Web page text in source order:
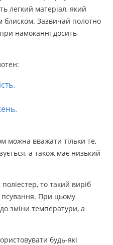
легкий матеріал, який
блиском. Зазвичай полотно
намоканні досить
можна вважати тільки те,
а також має низький
то такий виріб
псування. При цьому
до зміни температури, а
будь-які